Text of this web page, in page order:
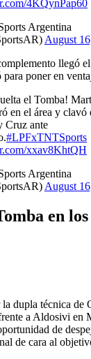
4KQynPap60
Argentina
August
llegó
poner en
el Tomba!
en el área y clavó
Cruz ante
#LPFxTNTSports
xxav8KhtQH
Argentina
August
en
dupla técnica de
a Aldosivi en
de
de cara al